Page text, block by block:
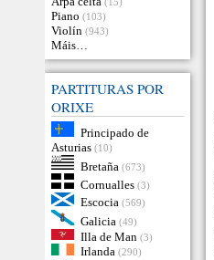
Piano (103)
Violín (943)
Máis…
PARTITURAS POR
ORIXE
Principado de
Asturias (10)
Bretaña (673)
Cornualles (3)
Escocia (569)
Galicia (49)
Illa de Man (3)
Irlanda (290)